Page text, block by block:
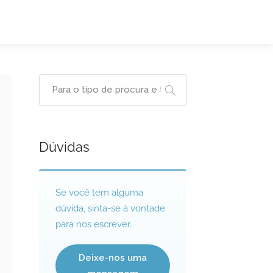
Dúvidas
Se você tem alguma
dúvida, sinta-se à vontade
para nos escrever.
Deixe-nos uma